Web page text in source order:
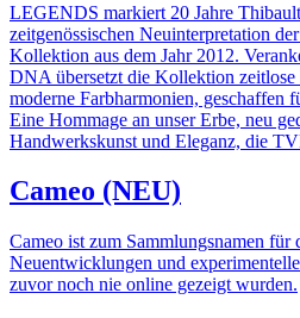
LEGENDS markiert 20 Jahre
zeitgenössischen Neuinterpretation
Kollektion aus dem Jahr 2012.
DNA übersetzt die Kollektion
moderne Farbharmonien, geschaffen
Eine Hommage an unser Erbe, neu
Handwerkskunst und Eleganz, die
Cameo (NEU)
Cameo ist zum Sammlungsnamen für
Neuentwicklungen und
zuvor noch nie online gezeigt wurden.